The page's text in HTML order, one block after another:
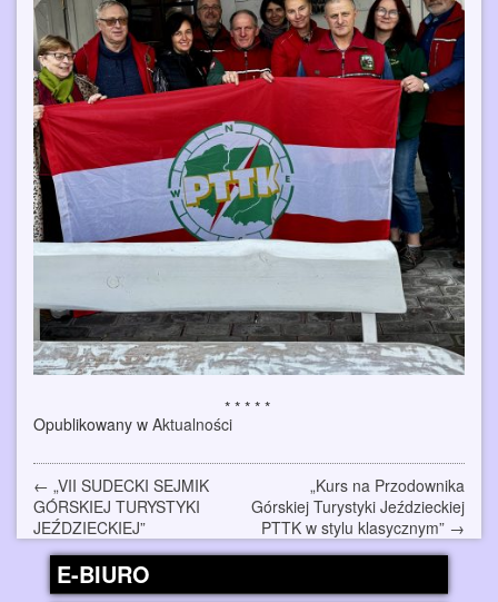
Opublikowany w Aktualności
Zobacz
wpisy
← „VII SUDECKI SEJMIK
GÓRSKIEJ TURYSTYKI
JEŹDZIECKIEJ”
„Kurs na Przodownika
Górskiej Turystyki Jeździeckiej
PTTK w stylu klasycznym” →
E-BIURO